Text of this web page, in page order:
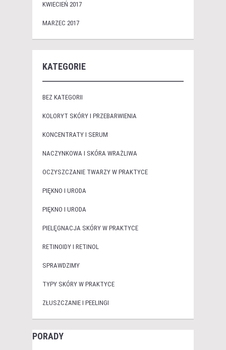
KWIECIEŃ 2017
MARZEC 2017
KATEGORIE
BEZ KATEGORII
KOLORYT SKÓRY I PRZEBARWIENIA
KONCENTRATY I SERUM
NACZYNKOWA I SKÓRA WRAŻLIWA
OCZYSZCZANIE TWARZY W PRAKTYCE
PIĘKNO I URODA
PIĘKNO I URODA
PIELĘGNACJA SKÓRY W PRAKTYCE
RETINOIDY I RETINOL
SPRAWDZIMY
TYPY SKÓRY W PRAKTYCE
ZŁUSZCZANIE I PEELINGI
PORADY